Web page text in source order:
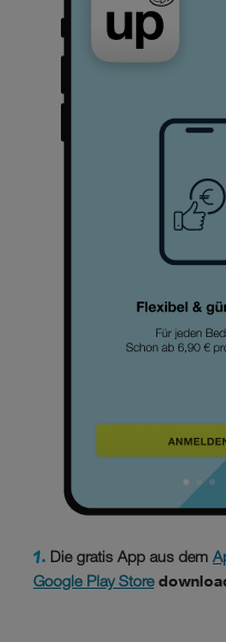
1. Die gratis App aus dem
Google Play Store